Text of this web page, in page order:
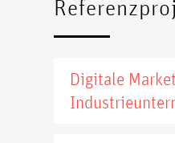
Digitale